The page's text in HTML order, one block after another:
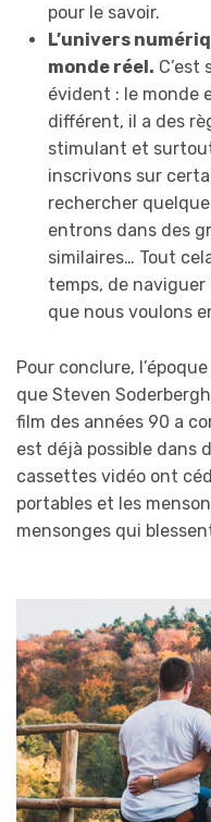
pour le savoir.
L’univers
monde réel.
évident : le monde
différent, il a des
stimulant et
inscrivons sur
rechercher
entrons dans des
similaires… Tout
temps, de naviguer
que nous voulons
Pour conclure,
que Steven
film des années 90 a
est déjà possible dans
cassettes vidéo ont
portables et les
mensonges qui